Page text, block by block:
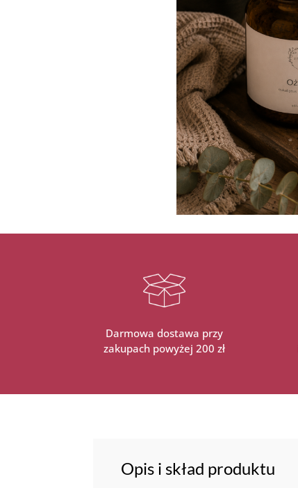
Darmowa dostawa przy
zakupach powyżej 200 zł
Opis i skład produktu